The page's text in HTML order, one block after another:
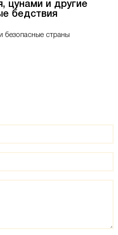
цунами и другие
бедствия
безопасные страны